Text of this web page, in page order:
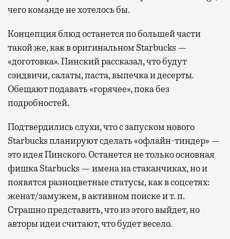
чего команде не хотелось бы.
Концепция блюд останется по большей части
такой же, как в оригинальном Starbucks —
«доготовка». Пинский рассказал, что будут
сэндвичи, салаты, паста, выпечка и десерты.
Обещают подавать «горячее», пока без
подробностей.
Подтвердились слухи, что с запуском нового
Starbucks планируют сделать «офлайн-тиндер» —
это идея Пинского. Останется не только основная
фишка Starbucks — имена на стаканчиках, но и
появятся разноцветные статусы, как в соцсетях:
женат/замужем, в активном поиске и т. п.
Страшно представить, что из этого выйдет, но
авторы идеи считают, что будет весело.